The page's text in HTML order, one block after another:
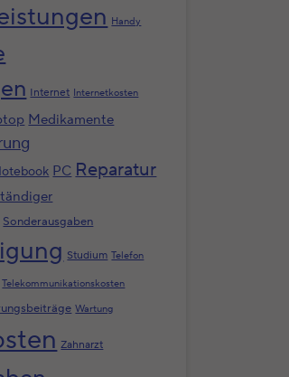
Handy
Internet Internetkosten
Medikamente
PC Reparatur
Sonderausgaben
Studium Telefon
Telekommunikationskosten
Wartung
Zahnarzt